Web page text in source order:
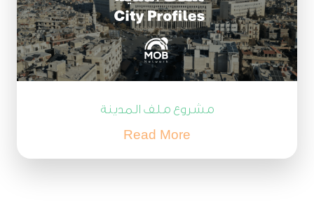
مشروع ملف المدينة
Read More